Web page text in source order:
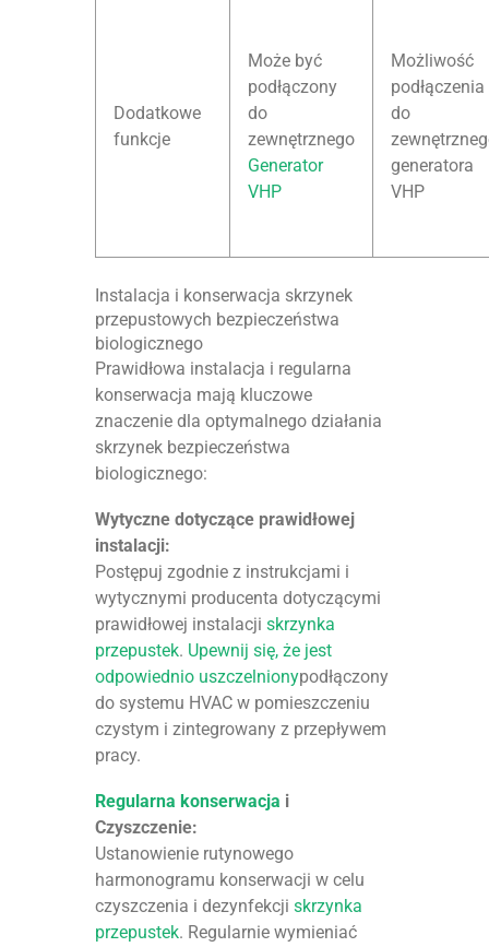
Dodatkowe
funkcje
Może być
podłączony
do
zewnętrznego
Generator
VHP
Możliwość
podłączenia
do
generatora
VHP
Instalacja i konserwacja skrzynek
przepustowych bezpieczeństwa
biologicznego
Prawidłowa instalacja i regularna
konserwacja mają kluczowe
znaczenie dla optymalnego działania
skrzynek bezpieczeństwa
biologicznego:
Wytyczne dotyczące prawidłowej
instalacji:
Postępuj zgodnie z instrukcjami i
wytycznymi producenta dotyczącymi
prawidłowej instalacjiskrzynka
przepustek. Upewnij się, że jest
odpowiednio uszczelnionypodłączony
do systemu HVAC w pomieszczeniu
czystym i zintegrowany z przepływem
pracy.
Regularna konserwacja i
Czyszczenie:
Ustanowienie rutynowego
harmonogramu konserwacji w celu
czyszczenia i dezynfekcjiskrzynka
przepustek. Regularnie wymieniać